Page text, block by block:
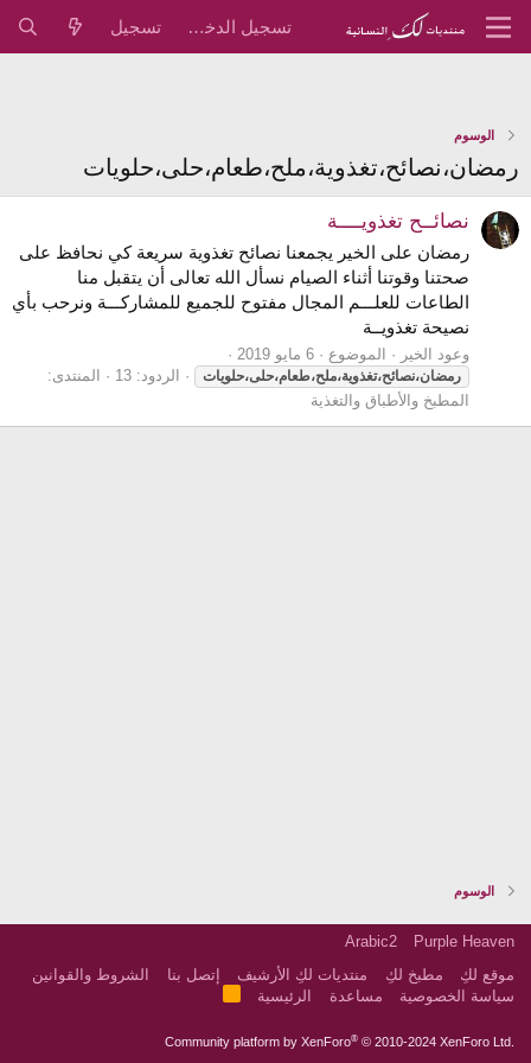
تسجيل الدخول تسجيل
الوسوم
رمضان،نصائح،تغذوية،ملح،طعام،حلى،حلويات
نصائــح تغذويــــة
رمضان على الخير يجمعنا نصائح تغذوية سريعة كي نحافظ على
صحتنا وقوتنا أثناء الصيام نسأل الله تعالى أن يتقبل منا
الطاعات للعلـــم المجال مفتوح للجميع للمشاركـــة ونرحب بأي
نصيحة تغذويــة
وعود الخير الموضوع 6 مايو 2019
رمضان،نصائح،تغذوية،ملح،طعام،حلى،حلويات الردود: 13
المنتدى:
المطبخ والأطباق والتغذية
الوسوم
Purple Heaven
Arabic2
موقع لكِ
مطبخ لكِ منتديات لكِ الأرشيف إتصل بنا
الشروط والقوانين
سياسة الخصوصية
مساعدة الرئيسية
Community platform by XenForo® © 2010-2024 XenForo Ltd.